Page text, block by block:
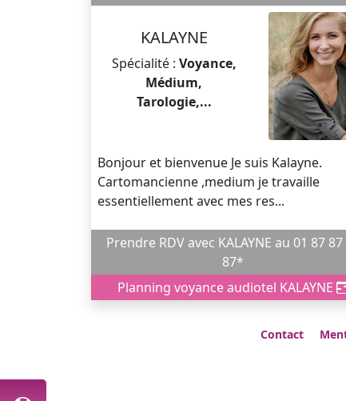
KALAYNE
Spécialité : Voyance,
Médium,
Tarologie,...
Bonjour et bienvenue Je suis Kalayne.
Cartomancienne ,medium je travaille
essentiellement avec mes res...
Prendre RDV avec KALAYNE au 01 87 87 87
87*
Planning voyance audiotel KALAYNE
Contact